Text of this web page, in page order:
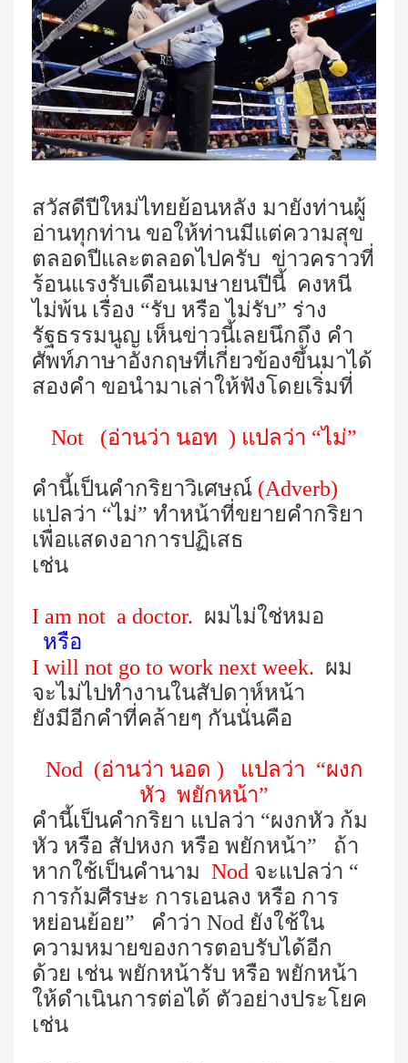
สวัสดีปีใหม่ไทยย้อนหลัง มายังท่านผู้
อ่านทุกท่าน ขอให้ท่านมีแต่ความสุข
ตลอดปีและตลอดไปครับ ข่าวคราวที่
ร้อนแรงรับเดือนเมษายนปีนี้ คงหนี
ไม่พ้น เรื่อง “รับ หรือ ไม่รับ” ร่าง
รัฐธรรมนูญ เห็นข่าวนี้เลยนึกถึง คำ
ศัพท์ภาษาอังกฤษที่เกี่ยวข้องขึ้นมาได้
สองคำ ขอนำมาเล่าให้ฟังโดยเริ่มที่
Not (อ่านว่า นอท ) แปลว่า “ไม่”
คำนี้เป็นคำกริยาวิเศษณ์ (Adverb)
แปลว่า “ไม่” ทำหน้าที่ขยายคำกริยา
เพื่อแสดงอาการปฏิเสธ
เช่น
I am not a doctor. ผมไม่ใช่หมอ
หรือ
I will not go to work next week. ผม
จะไม่ไปทำงานในสัปดาห์หน้า
ยังมีอีกคำที่คล้ายๆ กันนั่นคือ
Nod (อ่านว่า นอด )
แปลว่า “ผงก
หัว พยักหน้า”
คำนี้เป็นคำกริยา แปลว่า “ผงกหัว ก้ม
หัว หรือ สัปหงก หรือ พยักหน้า” ถ้า
หากใช้เป็นคำนาม Nod จะแปลว่า “
การก้มศีรษะ การเอนลง หรือ การ
หย่อนย้อย” คำว่า Nod ยังใช้ใน
ความหมายของการตอบรับได้อีก
ด้วย เช่น พยักหน้ารับ หรือ พยักหน้า
ให้ดำเนินการต่อได้ ตัวอย่างประโยค
เช่น